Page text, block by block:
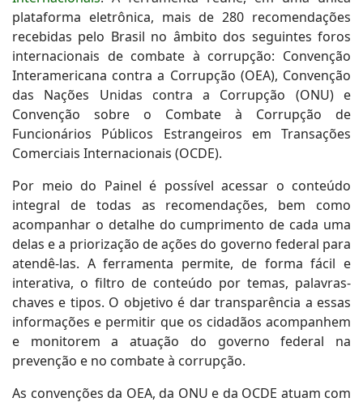
plataforma eletrônica, mais de 280 recomendações
recebidas pelo Brasil no âmbito dos seguintes foros
internacionais de combate à corrupção: Convenção
Interamericana contra a Corrupção (OEA), Convenção
das Nações Unidas contra a Corrupção (ONU) e
Convenção sobre o Combate à Corrupção de
Funcionários Públicos Estrangeiros em Transações
Comerciais Internacionais (OCDE).
Por meio do Painel é possível acessar o conteúdo
integral de todas as recomendações, bem como
acompanhar o detalhe do cumprimento de cada uma
delas e a priorização de ações do governo federal para
atendê-las. A ferramenta permite, de forma fácil e
interativa, o filtro de conteúdo por temas, palavras-
chaves e tipos. O objetivo é dar transparência a essas
informações e permitir que os cidadãos acompanhem
e monitorem a atuação do governo federal na
prevenção e no combate à corrupção.
As convenções da OEA, da ONU e da OCDE atuam com